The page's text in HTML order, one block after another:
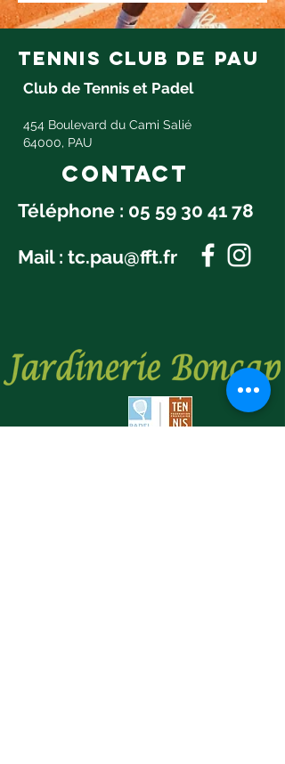
tennis club de pau
Club de Tennis et Padel
454 Boulevard du Cami Salié
64000, PAU
Contact
Téléphone : 05 59 30 41 78
Mail : tc.pau@fft.fr